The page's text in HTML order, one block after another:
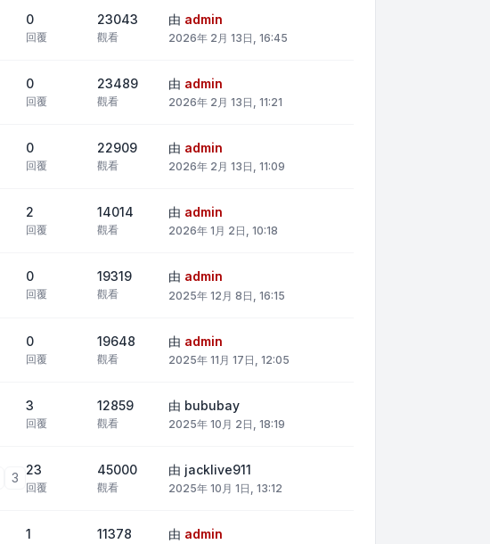
0
回覆
23043
觀看
由 admin
2026年 2月 13日, 16:45
0
回覆
23489
觀看
由 admin
2026年 2月 13日, 11:21
0
回覆
22909
觀看
由 admin
2026年 2月 13日, 11:09
2
回覆
14014
觀看
由 admin
2026年 1月 2日, 10:18
0
回覆
19319
觀看
由 admin
2025年 12月 8日, 16:15
0
回覆
19648
觀看
由 admin
2025年 11月 17日, 12:05
3
回覆
12859
觀看
由 bububay
2025年 10月 2日, 18:19
3
23
回覆
45000
觀看
由 jacklive911
2025年 10月 1日, 13:12
1 11378 由 admin